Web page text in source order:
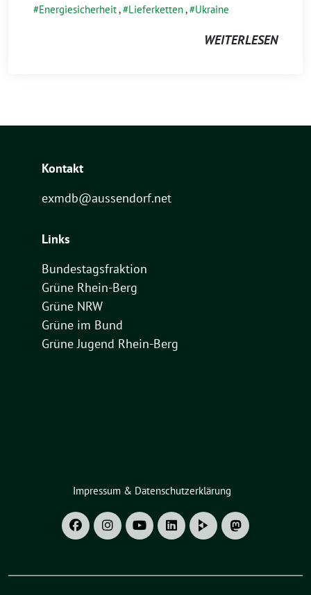
Energiesicherheit, Lieferketten, Ukraine
WEITERLESEN
Kontakt
exmdb@aussendorf.net
Links
Bundestagsfraktion
Grüne Rhein-Berg
Grüne NRW
Grüne im Bund
Grüne Jugend Rhein-Berg
Impressum & Datenschutzerklärung